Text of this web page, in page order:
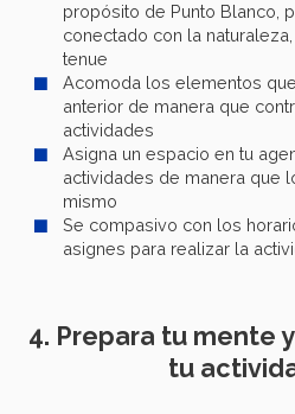
propósito de Punto Blanco,
conectado con la
tenue
Acomoda los elementos
anterior de manera que
actividades
Asigna un espacio en tu
actividades de manera que
mismo
Se compasivo con los
asignes para realizar la
4. Prepara tu mente
tu